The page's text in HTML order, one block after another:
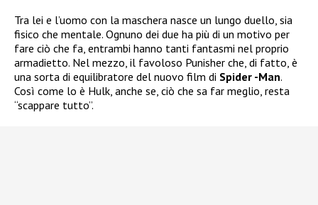
Tra lei e l’uomo con la maschera nasce un lungo duello, sia
fisico che mentale. Ognuno dei due ha più di un motivo per
fare ciò che fa, entrambi hanno tanti fantasmi nel proprio
armadietto. Nel mezzo, il favoloso Punisher che, di fatto, è
una sorta di equilibratore del nuovo film di Spider -Man.
Così come lo è Hulk, anche se, ciò che sa far meglio, resta
“scappare tutto”.